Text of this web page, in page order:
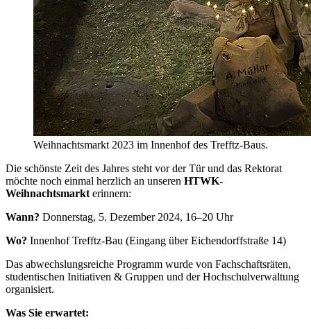
Weihnachtsmarkt 2023 im Innenhof des Trefftz-Baus.
Die schönste Zeit des Jahres steht vor der Tür und das Rektorat
möchte noch einmal herzlich an unseren HTWK-
Weihnachtsmarkt erinnern:
Wann? Donnerstag, 5. Dezember 2024, 16–20 Uhr
Wo? Innenhof Trefftz-Bau (Eingang über Eichendorffstraße 14)
Das abwechslungsreiche Programm wurde von Fachschaftsräten,
studentischen Initiativen & Gruppen und der Hochschulverwaltung
organisiert.
Was Sie erwartet: